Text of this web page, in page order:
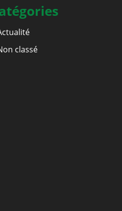
classé